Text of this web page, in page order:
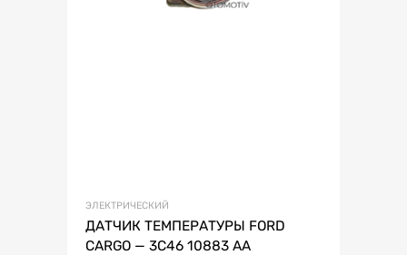
ЭЛЕКТРИЧЕСКИЙ
ДАТЧИК ТЕМПЕРАТУРЫ FORD
CARGO — 3C46 10883 AA